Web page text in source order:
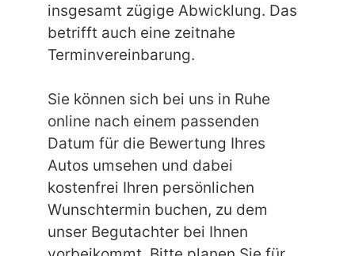
insgesamt zügige Abwicklung. Das
betrifft auch eine zeitnahe
Terminvereinbarung.
Sie können sich bei uns in Ruhe
online nach einem passenden
Datum für die Bewertung Ihres
Autos umsehen und dabei
kostenfrei Ihren persönlichen
Wunschtermin buchen, zu dem
unser Begutachter bei Ihnen